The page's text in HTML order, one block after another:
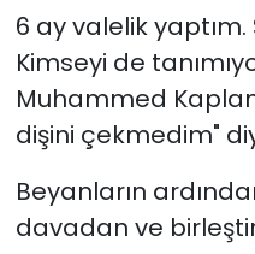
6 ay valelik yaptım.
Kimseyi de
Muhammed
dişini çekmedim"
Beyanların
davadan ve